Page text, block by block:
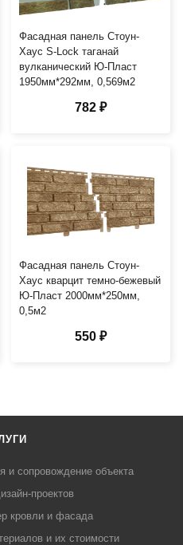
Фасадная панель Стоун-
Хаус S-Lock таганай
вулканический Ю-Пласт
1950мм*292мм, 0,569м2
782 ₽
Фасадная панель Стоун-
Хаус кварцит темно-бежевый
Ю-Пласт 2000мм*250мм,
0,5м2
550 ₽
и сопровождение объекта
проектов
кровли и фасада
и их стоимости